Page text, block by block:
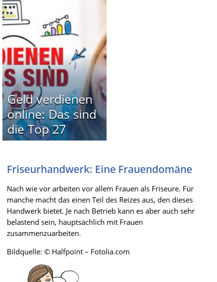
Geld verdienen
online: Das sind
die Top 27
Friseurhandwerk: Eine Frauendomäne
Nach wie vor arbeiten vor allem Frauen als Friseure. Für
manche macht das einen Teil des Reizes aus, den dieses
Handwerk bietet. Je nach Betrieb kann es aber auch sehr
belastend sein, hauptsächlich mit Frauen
zusammenzuarbeiten.
Bildquelle: © Halfpoint – Fotolia.com